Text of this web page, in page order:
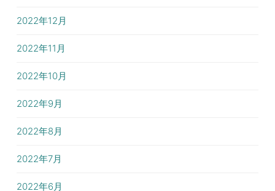
2022年12月
2022年11月
2022年10月
2022年9月
2022年8月
2022年7月
2022年6月